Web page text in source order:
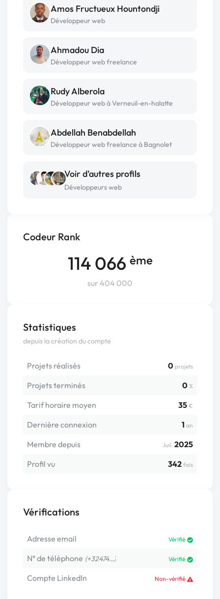
Codeur Rank
114 066 ème
sur 404 000
Statistiques
depuis la création du compte
Projets réalisés 0 projets
Projets terminés 0 %
Tarif horaire moyen 35 €
Dernière connexion 1 an
Membre depuis Juil. 2025
Profil vu
342 fois
Vérifications
Adresse email Vérifié
N° de téléphone (+32474…) Vérifié
Compte LinkedIn Non-vérifié
Amos Fructueux Hountondji
Développeur web
Ahmadou Dia
Développeur web freelance
Rudy Alberola
Développeur web à Verneuil-en-halatte
Abdellah Benabdellah
Développeur web freelance à Bagnolet
Voir d’autres profils
Développeurs web